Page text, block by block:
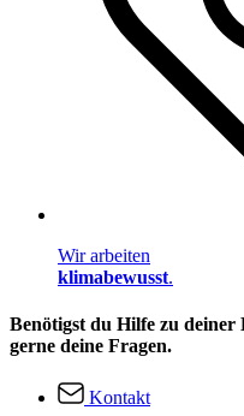
Wir arbeiten
klimabewusst.
Benötigst du Hilfe zu
gerne deine Fragen.
Kontakt